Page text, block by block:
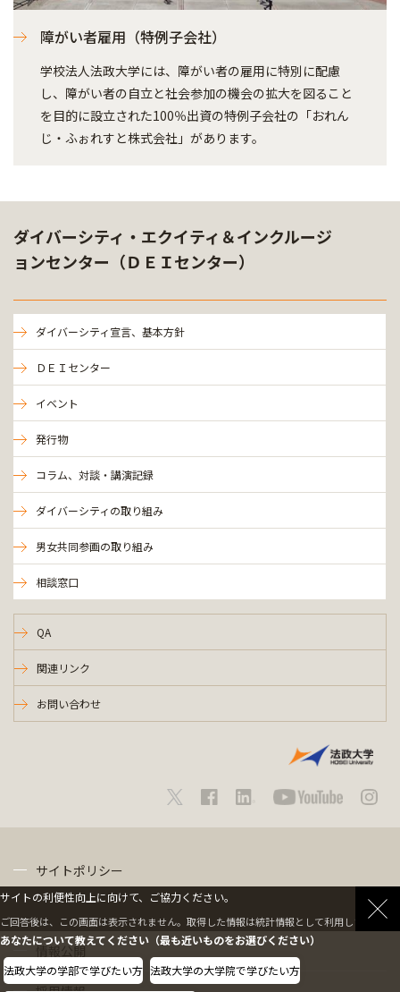
障がい者雇用（特例子会社）
学校法人法政大学には、障がい者の雇用に特別に配慮
し、障がい者の自立と社会参加の機会の拡大を図ること
を目的に設立された100％出資の特例子会社の「おれん
じ・ふぉれすと株式会社」があります。
ダイバーシティ・エクイティ＆インクルージ
ョンセンター（ＤＥＩセンター）
ダイバーシティ宣言、基本方針
ＤＥＩセンター
イベント
発行物
コラム、対談・講演記録
ダイバーシティの取り組み
男女共同参画の取り組み
相談窓口
QA
関連リンク
お問い合わせ
サイトポリシー
情報公開
サイトの利便性向上に向けて、ご協力ください。
ご回答後は、この画面は表示されません。取得した情報は統計情報として利用します。
あなたについて教えてください（最も近いものをお選びください）
法政大学の学部で学びたい方 法政大学の大学院で学びたい方